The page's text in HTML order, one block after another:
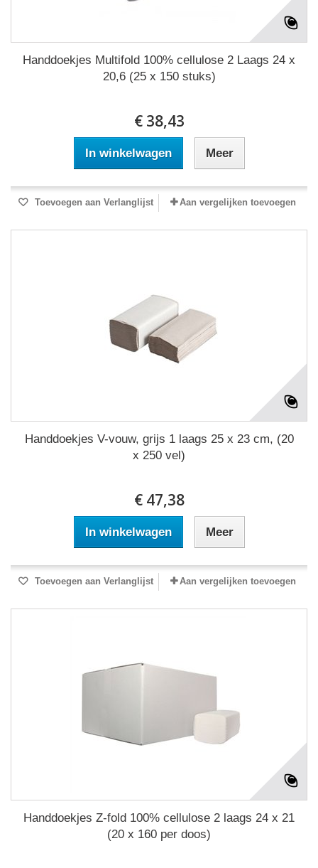
Handdoekjes Multifold 100% cellulose 2 Laags 24 x
20,6 (25 x 150 stuks)
€ 38,43
In winkelwagen Meer
Toevoegen aan Verlanglijst Aan vergelijken toevoegen
Handdoekjes V-vouw, grijs 1 laags 25 x 23 cm, (20
x 250 vel)
€ 47,38
In winkelwagen Meer
Toevoegen aan Verlanglijst Aan vergelijken toevoegen
Handdoekjes Z-fold 100% cellulose 2 laags 24 x 21
(20 x 160 per doos)